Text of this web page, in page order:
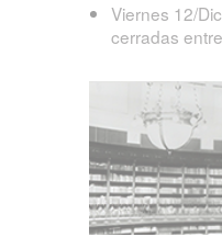
Viernes 12/
cerradas